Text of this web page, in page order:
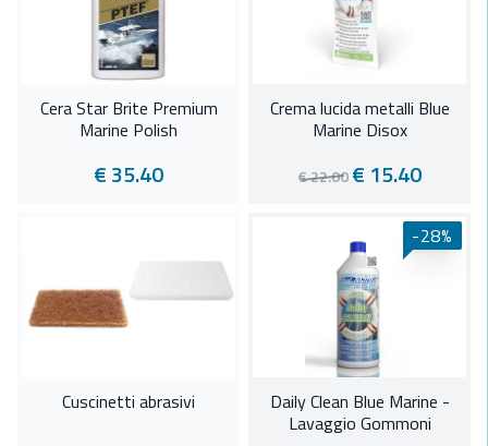
Cera Star Brite Premium
Marine Polish
€ 35.40
Crema lucida metalli Blue
Marine Disox
€ 22.00€ 15.40
Cuscinetti abrasivi
Daily Clean Blue Marine -
Lavaggio Gommoni
-28%